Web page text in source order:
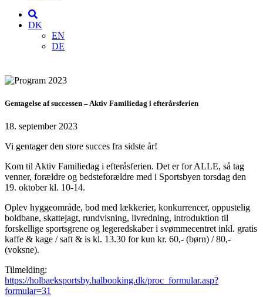
DK
EN
DE
Gentagelse af successen – Aktiv Familiedag i efterårsferien
18. september 2023
Vi gentager den store succes fra sidste år!
Kom til Aktiv Familiedag i efteråsferien. Det er for ALLE, så tag
venner, forældre og bedsteforældre med i Sportsbyen torsdag den
19. oktober kl. 10-14.
Oplev hyggeområde, bod med lækkerier, konkurrencer, oppustelig
boldbane, skattejagt, rundvisning, livredning, introduktion til
forskellige sportsgrene og legeredskaber i svømmecentret inkl. gratis
kaffe & kage / saft & is kl. 13.30 for kun kr. 60,- (børn) / 80,-
(voksne).
Tilmelding:
https://holbaeksportsby.halbooking.dk/proc_formular.asp?
formular=31